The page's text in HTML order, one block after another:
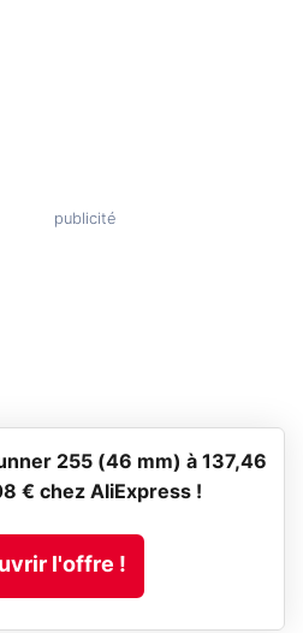
255 (46 mm) à 137,46
€ chez AliExpress !
l'offre !